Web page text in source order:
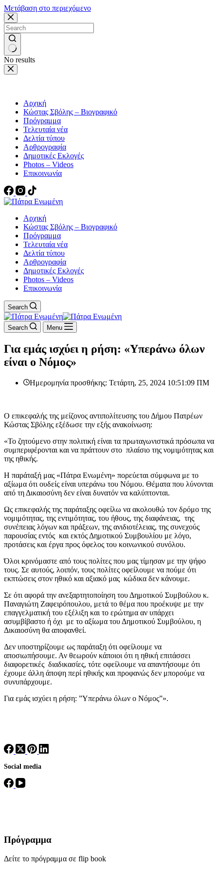
Μετάβαση στο περιεχόμενο
No results
Αρχική
Κώστας Σβόλης – Βιογραφικό
Πρόγραμμα
Τελευταία νέα
Δελτία τύπου
Αρθρογραφία
Δημοτικές Εκλογές
Photos – Videos
Επικοινωνία
Αρχική
Κώστας Σβόλης – Βιογραφικό
Πρόγραμμα
Τελευταία νέα
Δελτία τύπου
Αρθρογραφία
Δημοτικές Εκλογές
Photos – Videos
Επικοινωνία
Search
Search Menu
Για εμάς ισχύει η ρήση: «Υπεράνω όλων
είναι ο Νόμος»
Ημερομηνία προσθήκης: Τετάρτη, 25, 2024 10:51:09 ΠΜ
Ο επικεφαλής της μείζονος αντιπολίτευσης του Δήμου Πατρέων
Κώστας Σβόλης εξέδωσε την εξής ανακοίνωση:
«Το ζητούμενο στην πολιτική είναι τα πρωταγωνιστικά πρόσωπα να
συμπεριφέρονται και να πράττουν στο πλαίσιο της νομιμότητας και
της ηθικής.
Η παράταξή μας «Πάτρα Ενωμένη» πορεύεται σύμφωνα με το
αξίωμα ότι ουδείς είναι υπεράνω του Νόμου. Θέματα που λύνονται
από τη Δικαιοσύνη δεν είναι δυνατόν να καλύπτονται.
Ως επικεφαλής της παράταξης οφείλω να ακολουθώ τον δρόμο της
νομιμότητας, της εντιμότητας, του ήθους, της διαφάνειας, της
συνέπειας λόγων και πράξεων, της ανιδιοτέλειας, της συνεχούς
παρουσίας εντός και εκτός Δημοτικού Συμβουλίου με λόγο,
προτάσεις και έργα προς όφελος του κοινωνικού συνόλου.
Όλοι κρινόμαστε από τους πολίτες που μας τίμησαν με την ψήφο
τους. Σε αυτούς, λοιπόν, τους πολίτες οφείλουμε να πούμε ότι
εκπτώσεις στον ηθικό και αξιακό μας κώδικα δεν κάνουμε.
Σε ότι αφορά την ανεξαρτητοποίηση του Δημοτικού Συμβούλου κ.
Παναγιώτη Ζαφειρόπουλου, μετά το θέμα που προέκυψε με την
επαγγελματική του εξέλιξη και το ερώτημα αν υπάρχει
ασυμβίβαστο ή όχι με το αξίωμα του Δημοτικού Συμβούλου, η
Δικαιοσύνη θα αποφανθεί.
Δεν υποστηρίζουμε ως παράταξη ότι οφείλουμε να
αποσιωπήσουμε. Αν θεωρούν κάποιοι ότι η ηθική επιτάσσει
διαφορετικές διαδικασίες, τότε οφείλουμε να απαντήσουμε ότι
έχουμε άλλη άποψη περί ηθικής και προφανώς δεν μπορούμε να
συνυπάρχουμε.
Για εμάς ισχύει η ρήση: ”Υπεράνω όλων ο Νόμος”».
Social media
Πρόγραμμα
Δείτε το πρόγραμμα σε flip book